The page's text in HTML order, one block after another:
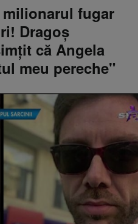
fugar
Dragoş
că Angela
meu pereche"